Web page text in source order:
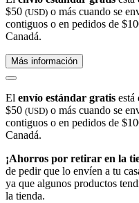
$50 (USD) o más cuando se
contiguos o en pedidos de
Canadá.
Más información
El envío estándar gratis está
$50 (USD) o más cuando se
contiguos o en pedidos de
Canadá.
¡Ahorros por retirar en la
de pedir que lo envíen a tu
ya que algunos productos
la tienda.